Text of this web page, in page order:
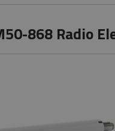
868 Radio